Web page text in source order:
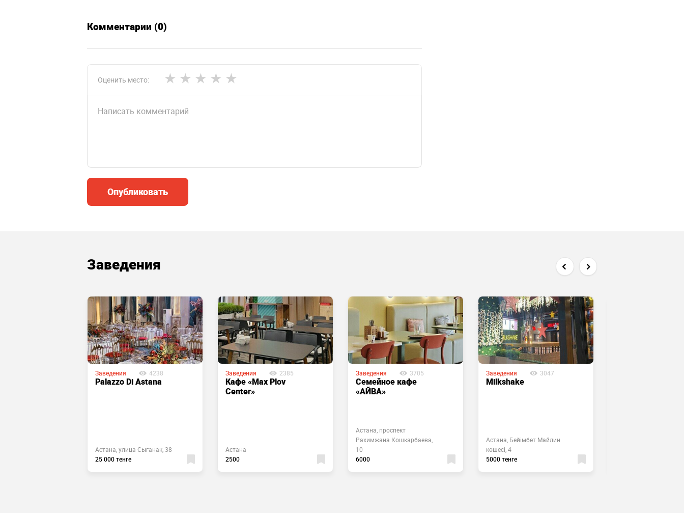
Комментарии (0)
Оценить место:
Опубликовать
Заведения
Заведения 4238
Palazzo Di Astana
Астана, улица Сыганак, 38
25 000 тенге
Заведения 2385
Кафе «Max Plov
Center»
Астана
2500
Заведения 3705
Семейное кафе
«АЙВА»
Астана, проспект
Рахимжана Кошкарбаева,
10
6000
Заведения 3047
Milkshake
Астана, Бейімбет Майлин
көшесі, 4
5000 тенге